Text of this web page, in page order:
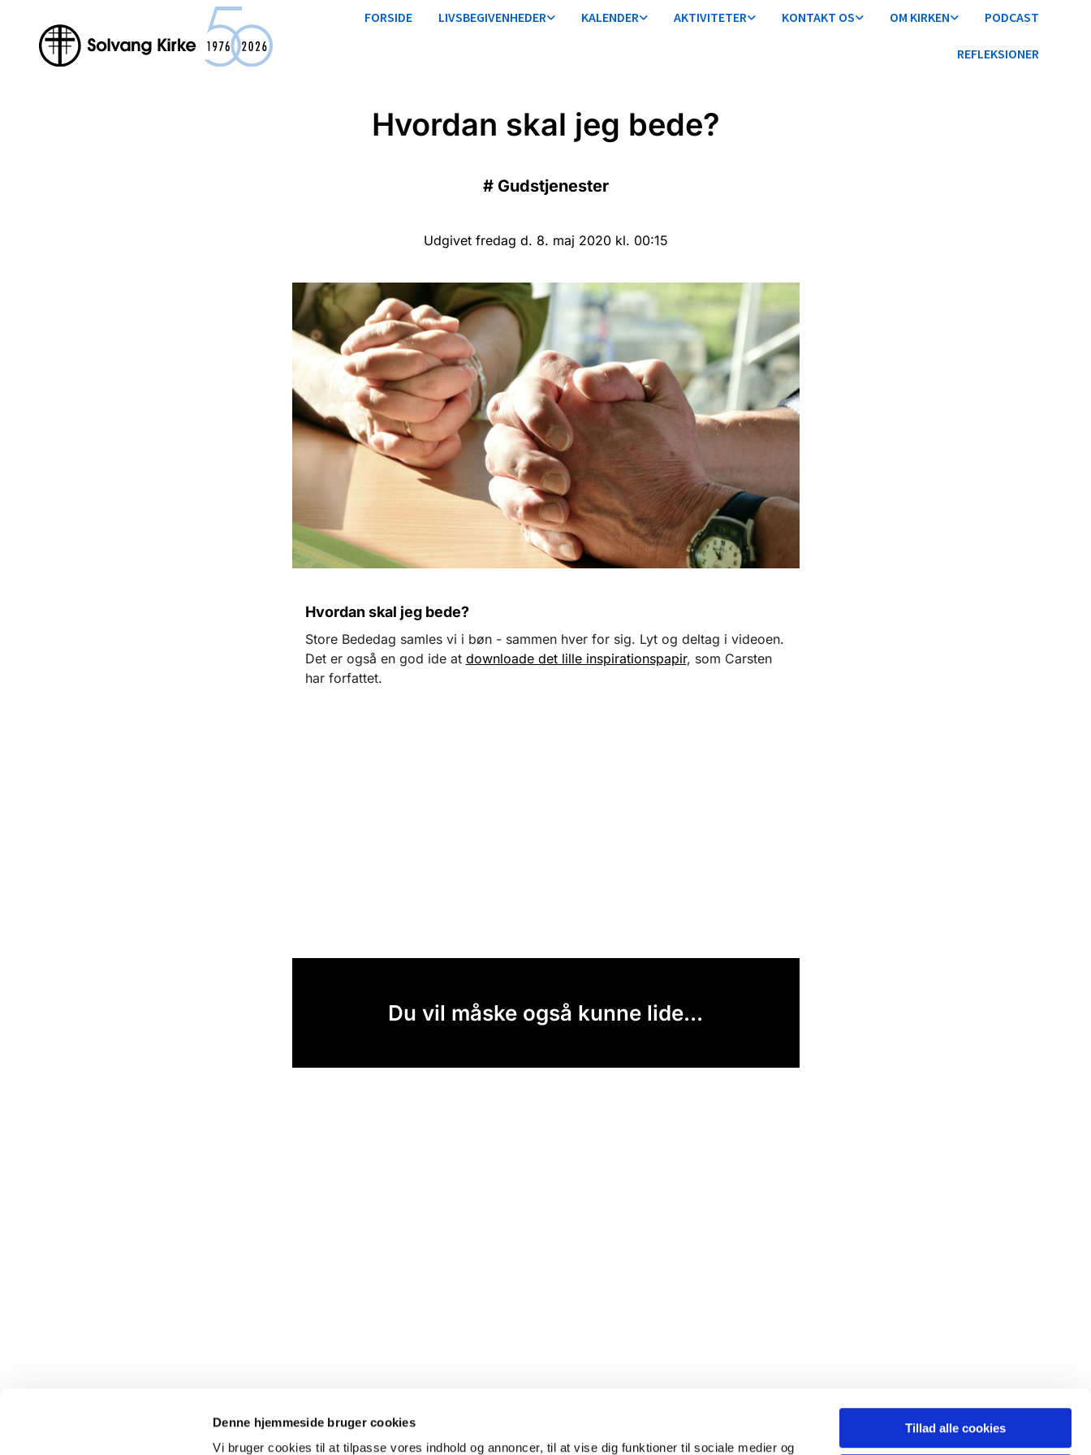
Denne hjemmeside bruger cookies
Vi bruger cookies til at tilpasse vores indhold og annoncer, til at vise dig funktioner til sociale medier og
Tillad alle cookies
FORSIDE LIVSBEGIVENHEDER KALENDER AKTIVITETER KONTAKT OS OM KIRKEN PODCAST
REFLEKSIONER
Hvordan skal jeg bede?
# Gudstjenester
Udgivet fredag d. 8. maj 2020 kl. 00:15
Hvordan skal jeg bede?
Store Bededag samles vi i bøn - sammen hver for sig. Lyt og deltag i videoen.
Det er også en god ide at downloade det lille inspirationspapir, som Carsten
har forfattet.
Du vil måske også kunne lide...